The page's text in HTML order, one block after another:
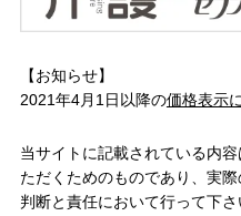
【お知らせ】
2021年4月1日以降の価格表示
当サイトに記載されている内
ただくためのものであり、実
判断と責任において行って下